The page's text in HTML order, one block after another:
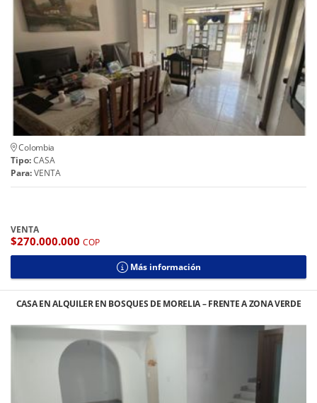
Colombia
Tipo:CASA
Para:VENTA
VENTA
$270.000.000 COP
Más información
CASA EN ALQUILER EN BOSQUES DE MORELIA – FRENTE A ZONA VERDE